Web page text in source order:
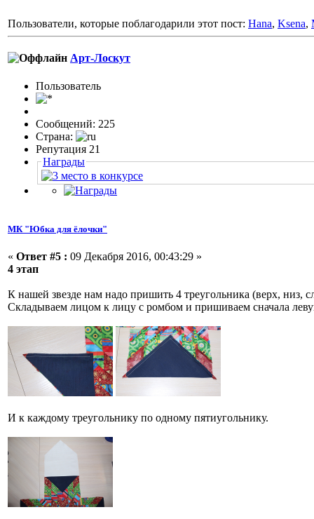
Пользователи, которые поблагодарили этот пост: Hana, Ksena,
Арт-Лоскут
Пользовaтeль
Сообщений: 225
Страна:
Репутация 21
Награды
МК "Юбка для ёлочки"
« Ответ #5 : 09 Декабря 2016, 00:43:29 »
4 этап
К нашей звезде нам надо пришить 4 треугольника (верх, низ,
Складываем лицом к лицу с ромбом и пришиваем сначала
И к каждому треугольнику по одному пятиугольнику.